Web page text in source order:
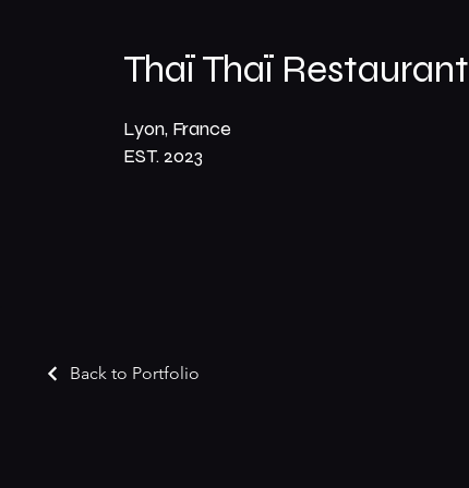
Thaï Thaï Restaurant
Lyon, France
EST. 2023
Back to Portfolio